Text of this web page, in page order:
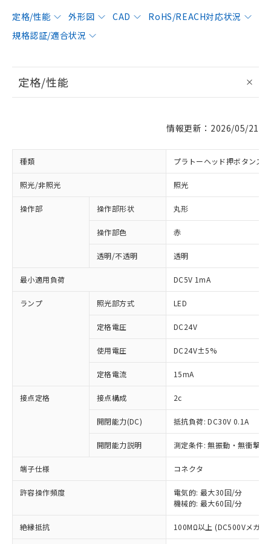
定格/性能 外形図 CAD
RoHS/REACH対応状況
規格認証/適合状況
定格/性能
情報更新：2026/05/21
種類 プラトーヘッド押ボタンス
照光/非照光 照光
操作部 操作部形状 丸形
操作部色 赤
透明/不透明 透明
最小適用負荷 DC5V 1mA
ランプ 照光部方式 LED
定格電圧 DC24V
使用電圧 DC24V±5%
定格電流 15mA
接点定格 接点構成 2c
開閉能力(DC) 抵抗負荷: DC30V 0.1A
開閉能力説明 測定条件: 無振動・無衝撃
端子仕様 コネクタ
許容操作頻度
電気的: 最大30回/分
機械的: 最大60回/分
絶縁抵抗 100MΩ以上 (DC500Vメガ)
ご利用条件
対応済み：EU RoHS指令（10物質）の
非含有に対応した製品が提供可能な商品で
対応予定：EU RoHS指令（10物質）の非含
有に対応した製品に切り替える予定のある